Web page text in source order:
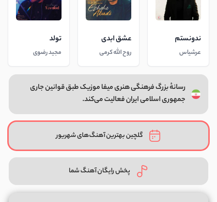
ندونستم
عرشیاس
عشق ابدی
روح الله کرمی
تولد
مجید رضوی
رسانهٔ بزرگ فرهنگی هنری میفا موزیک طبق قوانین جاری
جمهوری اسلامی ایران فعالیت می‌کند.
گلچین بهترین آهنگ‌های شهریور
پخش رایگان آهنگ شما